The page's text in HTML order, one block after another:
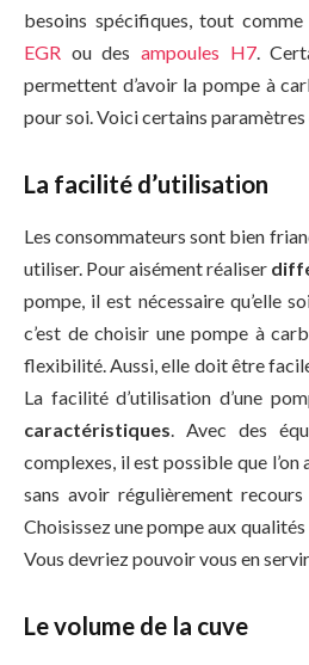
besoins spécifiques, tout comme
EGR ou des ampoules H7.
permettent d’avoir la pompe à
pour soi. Voici certains
La facilité d’utilisation
Les consommateurs sont bien
utiliser. Pour aisément réaliser
pompe, il est nécessaire qu’elle
c’est de choisir une pompe à
flexibilité. Aussi, elle doit être
La facilité d’utilisation d’une
caractéristiques. Avec des
complexes, il est possible que
sans avoir régulièrement
Choisissez une pompe aux
Vous devriez pouvoir vous en
Le volume de la cuve